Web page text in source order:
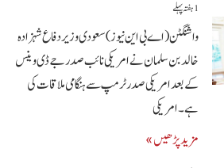
1 ہفتہ پہلے
واشنگٹن (اے بی این نیوز) سعودی وزیر دفاع شہزادہ
خالد بن سلمان نے امریکی نائب صدر جے ڈی وینس
کے بعد امریکی صدر ٹرمپ سے ہنگامی ملاقات کی
ہے۔ امریکی
مزید پڑھیں »